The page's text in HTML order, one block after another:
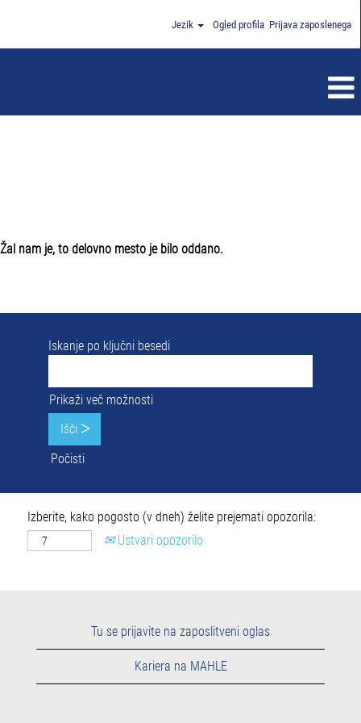
Jezik Ogled profila Prijava zaposlenega
Iskanje po ključni besedi
Prikaži več možnosti
Počisti
Izberite, kako pogosto (v dneh) želite prejemati opozorila:
Ustvari opozorilo
Žal nam je, to delovno mesto je bilo oddano.
Tu se prijavite na zaposlitveni oglas
Kariera na MAHLE